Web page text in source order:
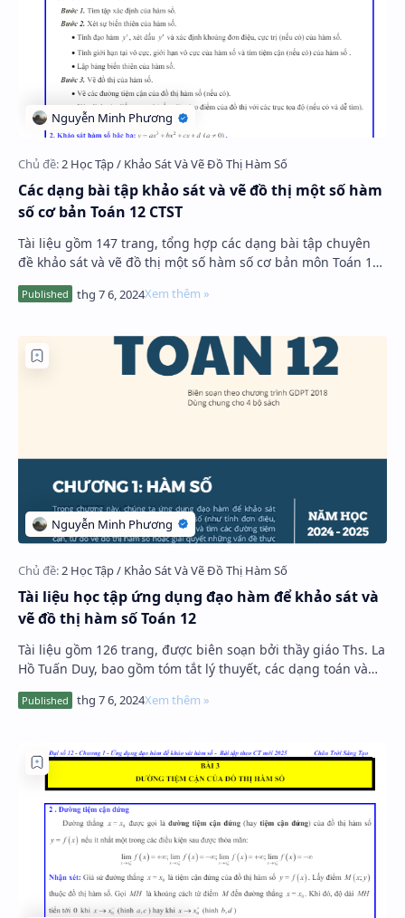
Các dạng bài tập khảo sát và vẽ đồ thị một số hàm
số cơ bản Toán 12 CTST
Tài liệu gồm 147 trang, tổng hợp các dạng bài tập chuyên
đề khảo sát và vẽ đồ thị một số hàm số cơ bản môn Toán 12
bộ sách Chân Trời Sáng Tạo (CTST),…
Tài liệu học tập ứng dụng đạo hàm để khảo sát và
vẽ đồ thị hàm số Toán 12
Tài liệu gồm 126 trang, được biên soạn bởi thầy giáo Ths. La
Hồ Tuấn Duy, bao gồm tóm tắt lý thuyết, các dạng toán và